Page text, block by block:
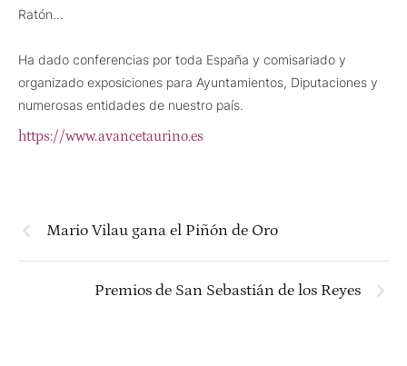
Ratón…
Ha dado conferencias por toda España y comisariado y
organizado exposiciones para Ayuntamientos, Diputaciones y
numerosas entidades de nuestro país.
https://www.avancetaurino.es
Mario Vilau gana el Piñón de Oro
Premios de San Sebastián de los Reyes